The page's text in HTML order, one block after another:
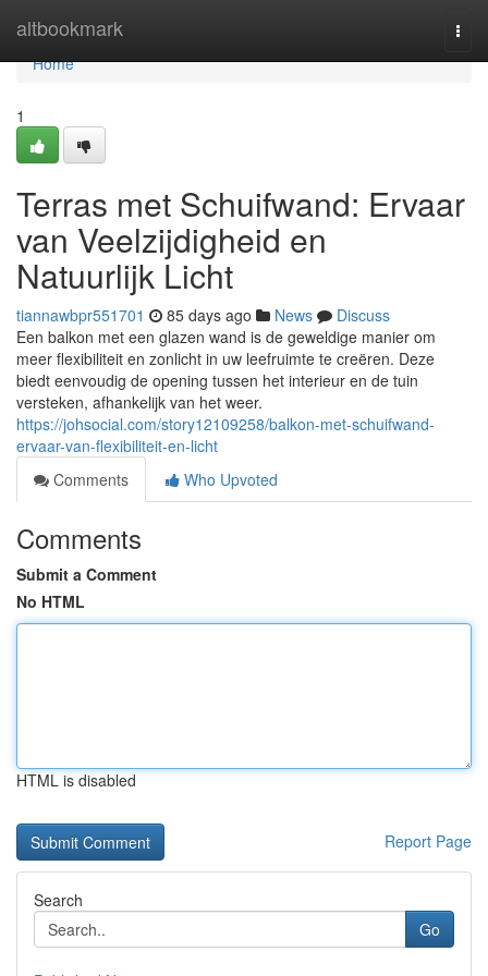
altbookmark
Home
Home
1
Terras met Schuifwand: Ervaar
van Veelzijdigheid en
Natuurlijk Licht
tiannawbpr551701 85 days ago News
Discuss
Een balkon met een glazen wand is de geweldige manier om
meer flexibiliteit en zonlicht in uw leefruimte te creëren. Deze
biedt eenvoudig de opening tussen het interieur en de tuin
versteken, afhankelijk van het weer.
https://johsocial.com/story12109258/balkon-met-schuifwand-
ervaar-van-flexibiliteit-en-licht
Comments
Who Upvoted
Comments
Submit a Comment
No HTML
HTML is disabled
Report Page
Search
Go